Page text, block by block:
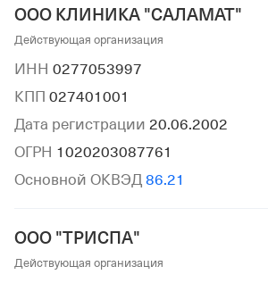
ООО КЛИНИКА "САЛАМАТ"
Действующая организация
ИНН 0277053997
КПП 027401001
Дата регистрации 20.06.2002
ОГРН 1020203087761
Основной ОКВЭД 86.21
ООО "ТРИСПА"
Действующая организация